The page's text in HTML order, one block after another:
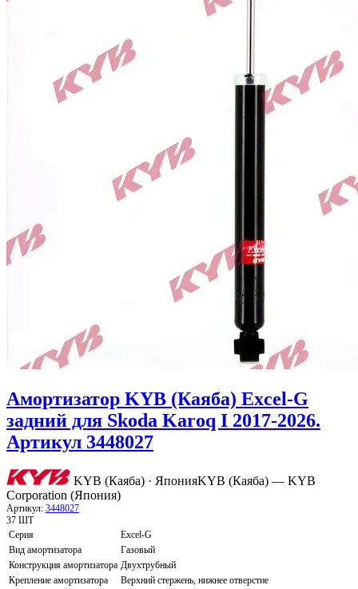
Амортизатор KYB (Каяба) Excel-G
задний для Skoda Karoq I 2017-2026.
Артикул 3448027
KYB (Каяба) · ЯпонияKYB (Каяба) — KYB
Corporation (Япония)
Артикул: 3448027
37 ШТ
Серия
Excel-G
Вид амортизатора
Газовый
Конструкция амортизатора Двухтрубный
Крепление амортизатора
Верхний стержень, нижнее отверстие